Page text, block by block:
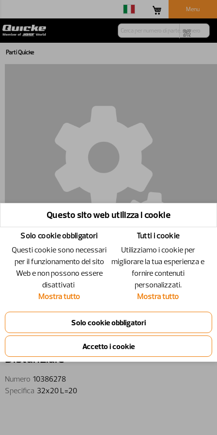
Menu
Parti Quicke
10386278 - Distanziale - 32x20 L=20
Distanziale
Numero 10386278
Specifica 32x20 L=20
Questo sito web utilizza i cookie
Solo cookie obbligatori
Questi cookie sono necessari
per il funzionamento del sito
Web e non possono essere
disattivati ​​
Mostra tutto
Tutti i cookie
Utilizziamo i cookie per
migliorare la tua esperienza e
fornire contenuti
personalizzati.
Mostra tutto